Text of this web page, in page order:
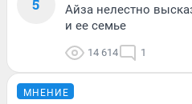
5
Айза нелестно
и ее семье
14 614 1
МНЕНИЕ